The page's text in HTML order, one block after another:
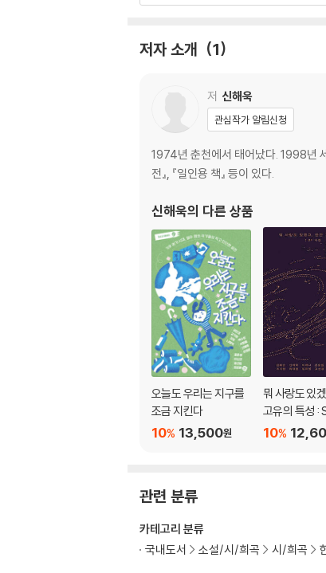
귀부인과 할머니
로케이션
속이 깊은 집
유머레스크
앙코르
도마를 말리자
호산나
의류와 포유류
네거티브 사운드
할머니들 이마가 아름다운 할머니들
3부
숨은열
레닌은 겨울에 죽었다
종말 처리
황금자원
숨
비굴착식 승강형 맨홀보수기계장치
저자 소개 1
저 신해욱
관심작가 알림신청
1974년 춘천에서 태어났다. 1998년 세
전』, 『일인용 책』 등이 있다.
신해욱의 다른 상품
오늘도 우리는 지구를
조금 지킨다
13,500원
10%
뭐 사랑도 있
고유의 특성 :
10%
관련 분류
카테고리 분류
국내도서
소설/시/희곡 시/희곡